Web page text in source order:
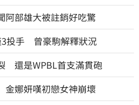
部雄大被註銷好吃驚
3投手 曾豪駒解釋狀況
還是WPBL首支滿貫砲
娜妍嘆初戀女神崩壞